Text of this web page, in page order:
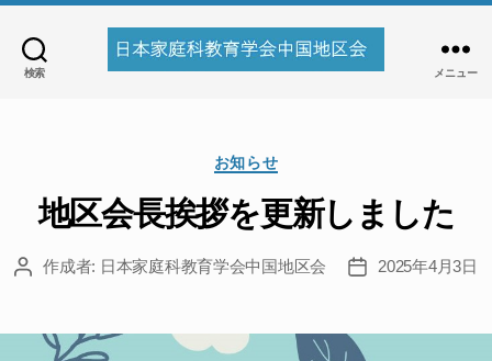
検索
庭
教
学
国
メニュー
カ
テ
ゴ
リ
お知らせ
地区会長挨拶を更新しました
投 作成者: 日本家庭科教育学会中国地区会
投
2025年4月3日